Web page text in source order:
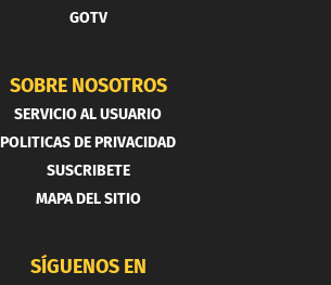
GOTV
SOBRE NOSOTROS
SERVICIO AL USUARIO
POLITICAS DE PRIVACIDAD
SUSCRIBETE
MAPA DEL SITIO
SÍGUENOS EN